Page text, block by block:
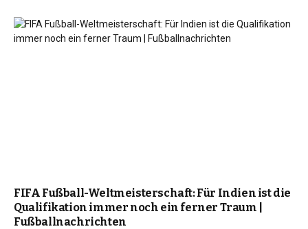
FIFA Fußball-Weltmeisterschaft: Für Indien ist die
Qualifikation immer noch ein ferner Traum |
Fußballnachrichten